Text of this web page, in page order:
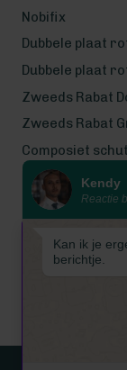
Wij zijn even
tot en met 16
Nobifix
Dubbele plaat
Dubbele plaat
Zweeds Rabat
Zweeds Rabat
Composiet
Wij
Kendy
Reactie
Kan ik je
berichtje.